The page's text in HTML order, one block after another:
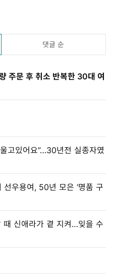
댓글 순
주문 후 취소 반복한 30대 여
고있어요”…30년전 실종자였
선우용여, 50년 모은 ‘명품 구
때 신애라가 곁 지켜…잊을 수